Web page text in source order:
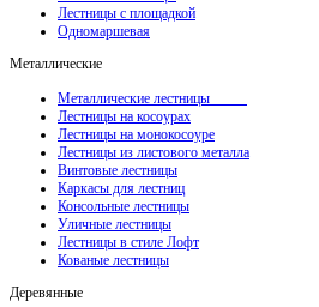
Лестницы с площадкой
Одномаршевая
Металлические
Металлические лестницы
Лестницы на косоурах
Лестницы на монокосоуре
Лестницы из листового металла
Винтовые лестницы
Каркасы для лестниц
Консольные лестницы
Уличные лестницы
Лестницы в стиле Лофт
Кованые лестницы
Деревянные